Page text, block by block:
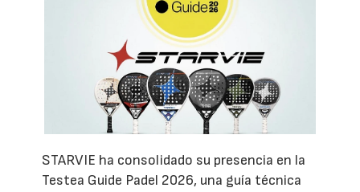
STARVIE ha consolidado su presencia en la
Testea Guide Padel 2026, una guía técnica